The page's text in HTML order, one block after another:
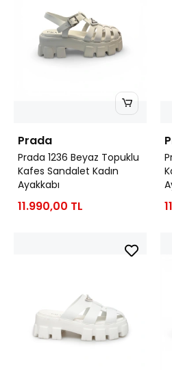
Prada
Prada 1236 Beyaz Topuklu
Kafes Sandalet Kadın
Ayakkabı
11.990,00 TL